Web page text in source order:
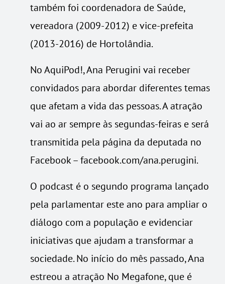
também foi coordenadora de Saúde,
vereadora (2009-2012) e vice-prefeita
(2013-2016) de Hortolândia.
No AquiPod!, Ana Perugini vai receber
convidados para abordar diferentes temas
que afetam a vida das pessoas. A atração
vai ao ar sempre às segundas-feiras e será
transmitida pela página da deputada no
Facebook – facebook.com/ana.perugini.
O podcast é o segundo programa lançado
pela parlamentar este ano para ampliar o
diálogo com a população e evidenciar
iniciativas que ajudam a transformar a
sociedade. No início do mês passado, Ana
estreou a atração No Megafone, que é